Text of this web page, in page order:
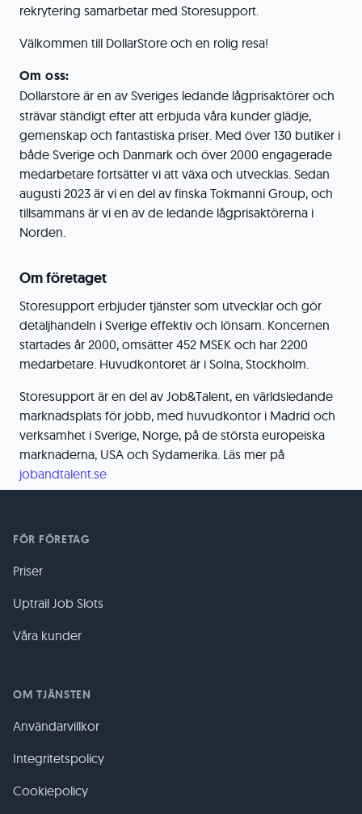
rekrytering samarbetar med Storesupport.
Välkommen till DollarStore och en rolig resa!
Om oss:
Dollarstore är en av Sveriges ledande lågprisaktörer och
strävar ständigt efter att erbjuda våra kunder glädje,
gemenskap och fantastiska priser. Med över 130 butiker i
både Sverige och Danmark och över 2000 engagerade
medarbetare fortsätter vi att växa och utvecklas. Sedan
augusti 2023 är vi en del av finska Tokmanni Group, och
tillsammans är vi en av de ledande lågprisaktörerna i
Norden.
Om företaget
Storesupport erbjuder tjänster som utvecklar och gör
detaljhandeln i Sverige effektiv och lönsam. Koncernen
startades år 2000, omsätter 452 MSEK och har 2200
medarbetare. Huvudkontoret är i Solna, Stockholm.
Storesupport är en del av Job&Talent, en världsledande
marknadsplats för jobb, med huvudkontor i Madrid och
verksamhet i Sverige, Norge, på de största europeiska
marknaderna, USA och Sydamerika. Läs mer på
jobandtalent.se
FÖR FÖRETAG
Priser
Uptrail Job Slots
Våra kunder
OM TJÄNSTEN
Användarvillkor
Integritetspolicy
Cookiepolicy